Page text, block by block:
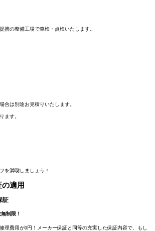
携の整備工場で車検・点検いたします。
合は別途お見積りいたします。
ます。
を満喫しましょう！
適用
証
無制限！
理費用が0円！メーカー保証と同等の充実した保証内容で、もし